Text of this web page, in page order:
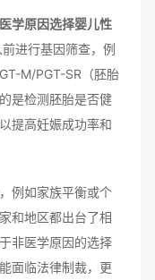
学原因选择婴儿性
进行基因筛查，例
M/PGT-SR（胚胎
是检测胚胎是否健
提高妊娠成功率和
例如家族平衡或个
和地区都出台了相
非医学原因的选择
面临法律制裁，更